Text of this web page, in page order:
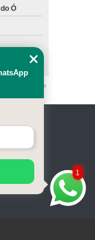
Ó
- Lei de direitos
1